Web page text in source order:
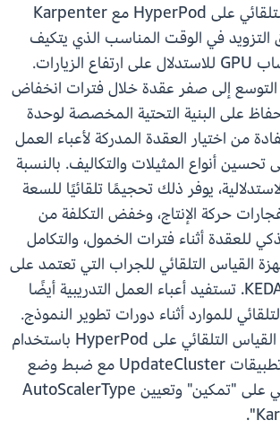
يتيح القياس التلقائي على HyperPod مع Karpenter
التزويد في الوقت المناسب الذي يتكيف
بسرعة مع حساب GPU للاستدلال على ارتفاع الزيارات.
التوسع إلى صفر عقدة خلال فترات انخفاض
على البنية التحتية المخصصة لوحدة
من اختيار العقدة المدركة لأعباء العمل
أنواع المثيلات والتكاليف. بالنسبة
يوفر ذلك تحجيمًا تلقائيًا للسعة
حركة الإنتاج، وخفض التكلفة من
للعقدة أثناء فترات الخمول، والتكامل
القياس التلقائي للجراب التي تعتمد على
الأحداث مثل KEDA. تستفيد أعباء العمل التدريبية أيضًا
للموارد أثناء دورات تطوير النموذج.
يمكنك تمكين القياس التلقائي على HyperPod باستخدام
واجهة برمجة تطبيقات UpdateCluster مع ضبط وضع
القياس التلقائي على "تمكين" وتعيين AutoScalerType